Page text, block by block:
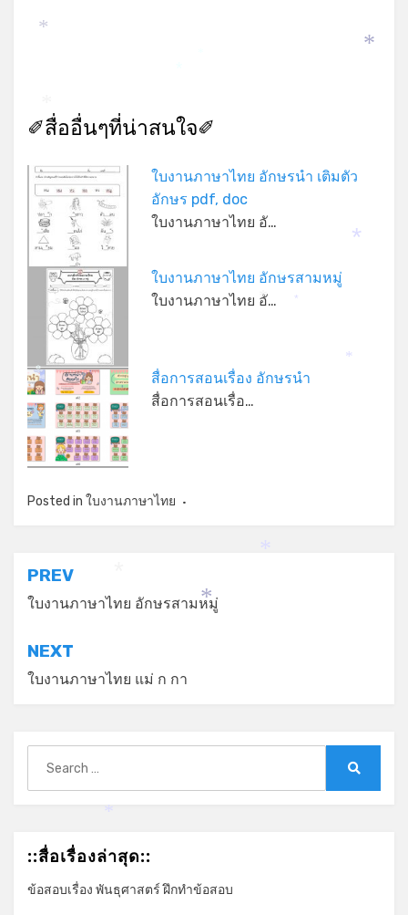
✐สื่ออื่นๆที่น่าสนใจ✐
ใบงานภาษาไทย อักษรนำ เติมตัว
อักษร pdf, doc
ใบงานภาษาไทย อั…
ใบงานภาษาไทย อักษรสามหมู่
ใบงานภาษาไทย อั…
สื่อการสอนเรื่อง อักษรนำ
สื่อการสอนเรื่อ…
Posted in ใบงานภาษาไทย
แนะแนว
เรื่อง
PREV
ใบงานภาษาไทย อักษรสามหมู่
NEXT
ใบงานภาษาไทย แม่ ก กา
for:
::สื่อเรื่องล่าสุด::
ข้อสอบเรื่อง พันธุศาสตร์ ฝึกทำข้อสอบ
*
*
*
*
*